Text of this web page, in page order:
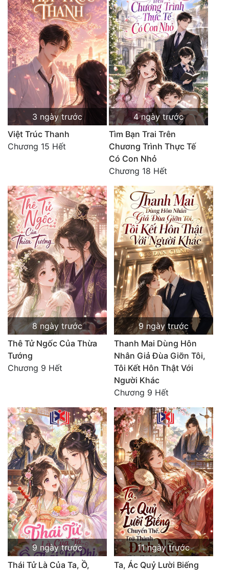
3 ngày trước
Việt Trúc Thanh
Chương 15 Hết
4 ngày trước
Tìm Bạn Trai Trên
Chương Trình Thực Tế
Có Con Nhỏ
Chương 18 Hết
8 ngày trước
Thê Tử Ngốc Của Thừa
Tướng
Chương 9 Hết
9 ngày trước
Thanh Mai Dùng Hôn
Nhân Giả Đùa Giỡn Tôi,
Tôi Kết Hôn Thật Với
Người Khác
Chương 9 Hết
9 ngày trước
Thái Tử Là Của Ta, Ồ,
11 ngày trước
Ta, Ác Quỷ Lười Biếng